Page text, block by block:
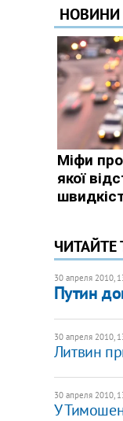
ЧИТАЙТЕ
30 апреля 2010,
Путин
30 апреля 2010,
Литвин
30 апреля 2010,
У